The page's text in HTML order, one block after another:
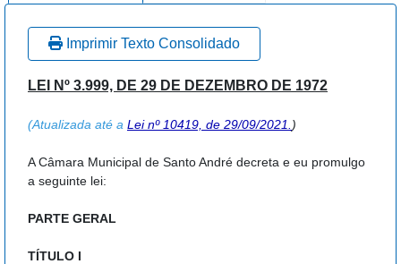
Imprimir Texto Consolidado
LEI Nº 3.999, DE 29 DE DEZEMBRO DE 1972
(Atualizada até a Lei nº 10419, de 29/09/2021. )
A Câmara Municipal de Santo André decreta e eu promulgo
a seguinte lei:
PARTE GERAL
TÍTULO I